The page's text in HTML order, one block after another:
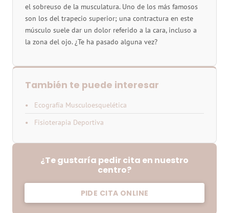
el sobreuso de la musculatura. Uno de los más famosos
son los del trapecio superior; una contractura en este
músculo suele dar un dolor referido a la cara, incluso a
la zona del ojo. ¿Te ha pasado alguna vez?
También te puede interesar
Ecografía Musculoesquelética
Fisioterapia Deportiva
¿Te gustaría pedir cita en nuestro
centro?
PIDE CITA ONLINE